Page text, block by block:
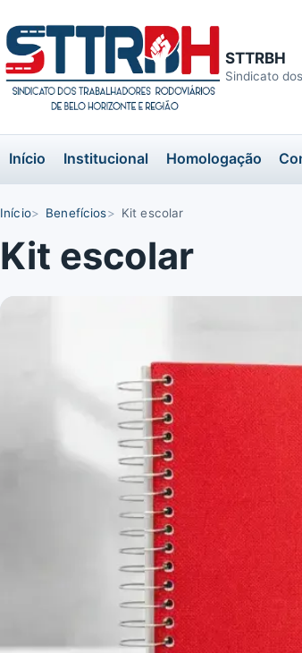
STTRBH
Sindicato
Início Institucional Homologação
Início Benefícios Kit escolar
Kit escolar